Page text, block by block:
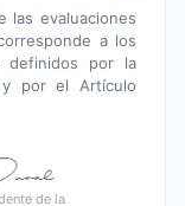
las evaluaciones
a los
definidos por la
y por el Artículo
de la